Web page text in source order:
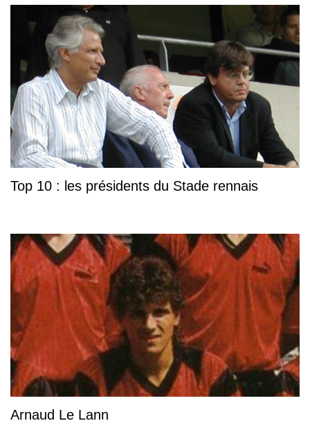
Top 10 : les présidents du Stade rennais
Arnaud Le Lann